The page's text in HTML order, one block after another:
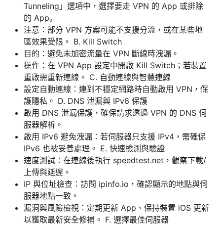
Tunneling」選項中，選擇要走 VPN 的 App 或排除
的 App。
注意：部分 VPN 方案可能不支援分流，或在某些地
區效果受限。 B. Kill Switch
目的：避免未加密流量在 VPN 斷線時洩漏。
操作：在 VPN App 設定中開啟 Kill Switch；若裝置
重啟需重新連線。 C. 自動連線與智慧連線
設定自動連線：連到不穩定網路時自動啟用 VPN，保
護隱私。 D. DNS 泄漏與 IPv6 保護
啟用 DNS 泄漏保護，確保請求透過 VPN 的 DNS 伺
服器解析。
啟用 IPv6 避免洩漏：若伺服器只支援 IPv4，需確保
IPv6 也被妥善處理。 E. 快速檢測與驗證
速度測試：在連線後執行 speedtest.net，觀察下載/
上傳與延遲。
IP 與位址檢查：訪問 ipinfo.io，確認顯示的地點與伺
服器地點一致。
漏洞與風險檢視：定期更新 App、保持裝置 iOS 更新
以獲取最新安全修補。 F. 選擇最佳伺服器